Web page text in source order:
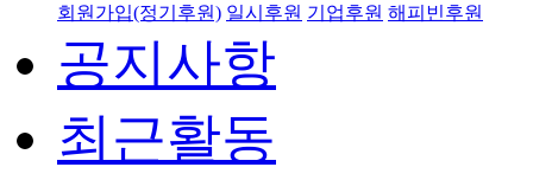
회원가입(정기후원) 일시후원 기업후원 해피빈후원
공지사항
최근활동